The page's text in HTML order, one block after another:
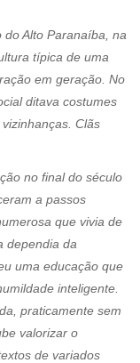
Alto Paranaíba, na
típica de uma
em geração. No
ditava costumes
Clãs
no final do século
a passos
que vivia de
dependia da
uma educação que
inteligente.
praticamente sem
valorizar o
de variados